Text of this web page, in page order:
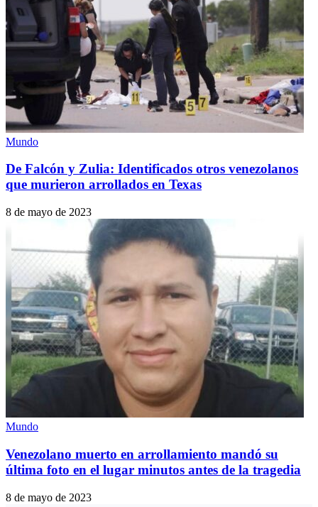
Mundo
De Falcón y Zulia: Identificados otros venezolanos
que murieron arrollados en Texas
8 de mayo de 2023
Mundo
Venezolano muerto en arrollamiento mandó su
última foto en el lugar minutos antes de la tragedia
8 de mayo de 2023